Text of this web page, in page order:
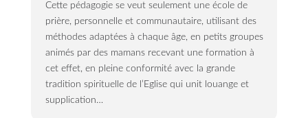
Cette pédagogie se veut seulement une école de
prière, personnelle et communautaire, utilisant des
méthodes adaptées à chaque âge, en petits groupes
animés par des mamans recevant une formation à
cet effet, en pleine conformité avec la grande
tradition spirituelle de l’Eglise qui unit louange et
supplication…